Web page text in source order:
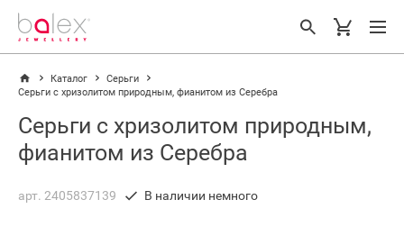
Каталог
Серьги
Серьги с хризолитом природным, фианитом из Серебра
Серьги с хризолитом природным,
фианитом из Серебра
арт. 2405837139 В наличии немного